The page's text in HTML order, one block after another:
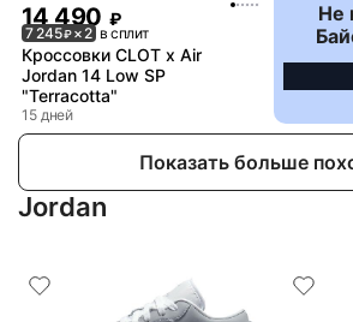
14 490 ₽
7 245₽× 2 в сплит
Кроссовки CLOT x Air
Jordan 14 Low SP
"Terracotta"
15 дней
Не
Показать больше
Jordan